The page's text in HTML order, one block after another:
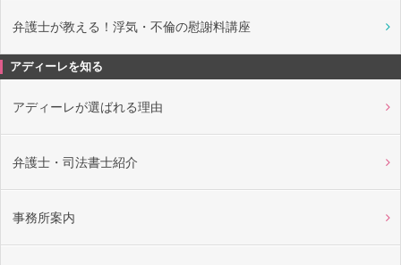
弁護士が教える！浮気・不倫の慰謝料講座
アディーレを知る
アディーレが選ばれる理由
弁護士・司法書士紹介
事務所案内